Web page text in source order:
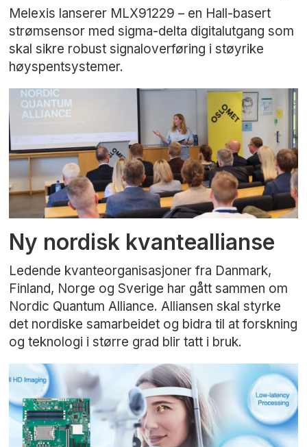
Melexis lanserer MLX91229 – en Hall-basert
strømsensor med sigma-delta digitalutgang som
skal sikre robust signaloverføring i støyrike
høyspentsystemer.
Ny nordisk kvanteallianse
Ledende kvanteorganisasjoner fra Danmark,
Finland, Norge og Sverige har gått sammen om
Nordic Quantum Alliance. Alliansen skal styrke
det nordiske samarbeidet og bidra til at forskning
og teknologi i større grad blir tatt i bruk.